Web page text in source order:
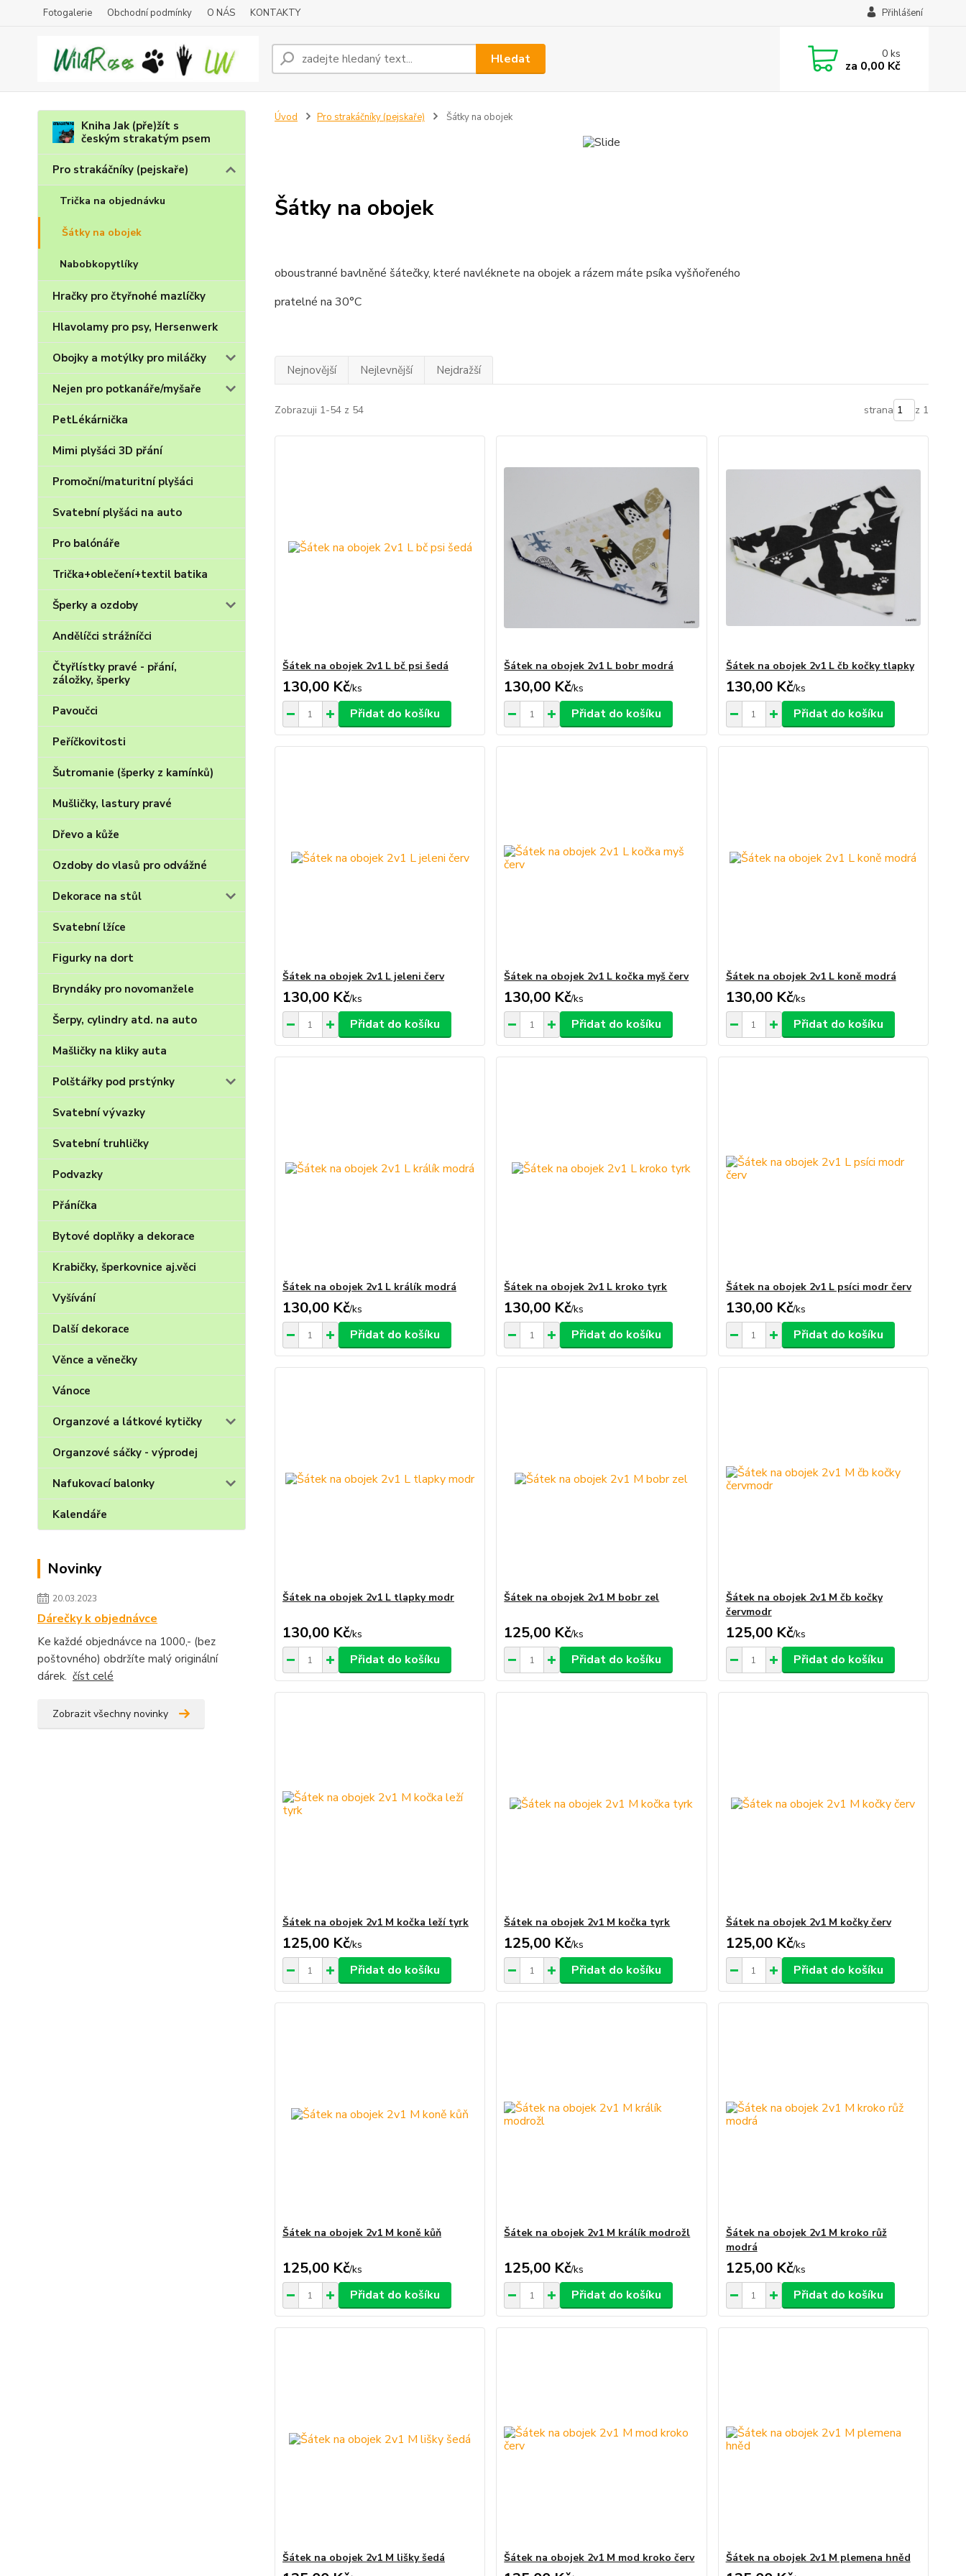
Fotogalerie Obchodní podmínky O NÁS KONTAKTY Přihlášení
Hledat 0ks
za 0,00 Kč
Kniha Jak (pře)žít s
českým strakatým psem
Pro strakáčníky (pejskaře)
Trička na objednávku
Šátky na obojek
Nabobkopytlíky
Hračky pro čtyřnohé mazlíčky
Hlavolamy pro psy, Hersenwerk
Obojky a motýlky pro miláčky
Nejen pro potkanáře/myšaře
PetLékárnička
Mimi plyšáci 3D přání
Promoční/maturitní plyšáci
Svatební plyšáci na auto
Pro balónáře
Trička+oblečení+textil batika
Šperky a ozdoby
Andělíčci strážníčci
Čtyřlístky pravé - přání,
záložky, šperky
Pavoučci
Peříčkovitosti
Šutromanie (šperky z kamínků)
Mušličky, lastury pravé
Dřevo a kůže
Ozdoby do vlasů pro odvážné
Dekorace na stůl
Svatební lžíce
Figurky na dort
Bryndáky pro novomanžele
Šerpy, cylindry atd. na auto
Mašličky na kliky auta
Polštářky pod prstýnky
Svatební vývazky
Svatební truhličky
Podvazky
Přáníčka
Bytové doplňky a dekorace
Krabičky, šperkovnice aj.věci
Vyšívání
Další dekorace
Věnce a věnečky
Vánoce
Organzové a látkové kytičky
Organzové sáčky - výprodej
Nafukovací balonky
Kalendáře
Novinky
20.03.2023
Dárečky k objednávce
Ke každé objednávce na 1000,- (bez
poštovného) obdržíte malý originální
dárek. číst celé
Zobrazit všechny novinky
Úvod Pro strakáčníky (pejskaře) Šátky na obojek
Šátky na obojek
oboustranné bavlněné šátečky, které navléknete na obojek a rázem máte psíka vyšňořeného
pratelné na 30°C
Nejnovější Nejlevnější Nejdražší
Zobrazuji 1-54 z 54 strana z 1
Šátek na obojek 2v1 L bč psi šedá
130,00 Kč/ks
Přidat do košíku
Šátek na obojek 2v1 L bobr modrá
130,00 Kč/ks
Přidat do košíku
Šátek na obojek 2v1 L čb kočky tlapky
130,00 Kč/ks
Přidat do košíku
Šátek na obojek 2v1 L jeleni červ
130,00 Kč/ks
Přidat do košíku
Šátek na obojek 2v1 L kočka myš červ
130,00 Kč/ks
Přidat do košíku
Šátek na obojek 2v1 L koně modrá
130,00 Kč/ks
Přidat do košíku
Šátek na obojek 2v1 L králík modrá
130,00 Kč/ks
Přidat do košíku
Šátek na obojek 2v1 L kroko tyrk
130,00 Kč/ks
Přidat do košíku
Šátek na obojek 2v1 L psíci modr červ
130,00 Kč/ks
Přidat do košíku
Šátek na obojek 2v1 L tlapky modr
130,00 Kč/ks
Přidat do košíku
Šátek na obojek 2v1 M bobr zel
125,00 Kč/ks
Přidat do košíku
Šátek na obojek 2v1 M čb kočky
červmodr
125,00 Kč/ks
Přidat do košíku
Šátek na obojek 2v1 M kočka leží tyrk
125,00 Kč/ks
Přidat do košíku
Šátek na obojek 2v1 M kočka tyrk
125,00 Kč/ks
Přidat do košíku
Šátek na obojek 2v1 M kočky červ
125,00 Kč/ks
Přidat do košíku
Šátek na obojek 2v1 M koně kůň
125,00 Kč/ks
Přidat do košíku
Šátek na obojek 2v1 M králík modrožl
125,00 Kč/ks
Přidat do košíku
Šátek na obojek 2v1 M kroko růž
modrá
125,00 Kč/ks
Přidat do košíku
Šátek na obojek 2v1 M lišky šedá Šátek na obojek 2v1 M mod kroko červ Šátek na obojek 2v1 M plemena hněd